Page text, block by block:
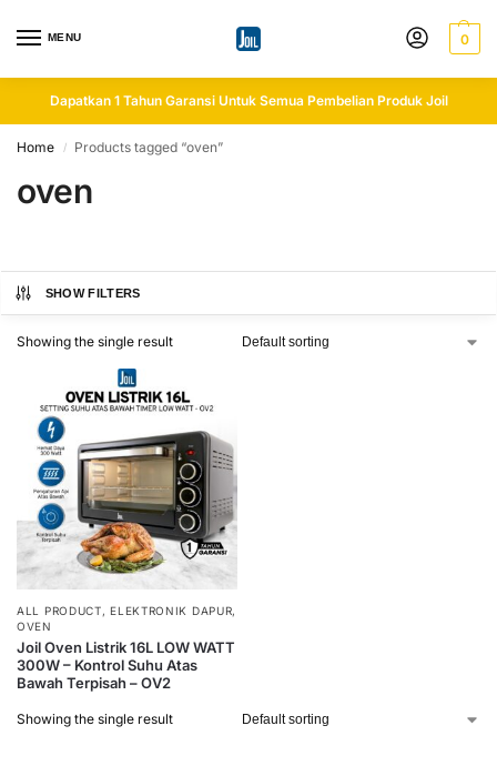
MENU 0
Dapatkan 1 Tahun Garansi Untuk Semua Pembelian Produk Joil
Home / Products tagged “oven”
oven
SHOW FILTERS
Showing the single result
ALL PRODUCT,ELEKTRONIK DAPUR,
OVEN
Joil Oven Listrik 16L LOW WATT
300W – Kontrol Suhu Atas
Bawah Terpisah – OV2
Showing the single result